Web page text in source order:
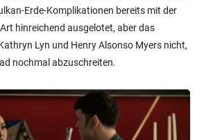
Erde-Komplikationen bereits mit der
hinreichend ausgelotet, aber das
Lyn und Henry Alsonso Myers nicht,
nochmal abzuschreiten.